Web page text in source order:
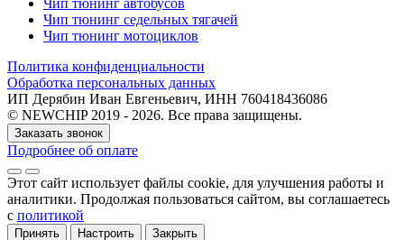
Чип тюнинг автобусов
Чип тюнинг седельных тягачей
Чип тюнинг мотоциклов
Политика конфиденциальности
Обработка персональных данных
ИП Дерябин Иван Евгеньевич, ИНН 760418436086
© NEWCHIP 2019 - 2026. Все права защищены.
Заказать звонок
Подробнее об оплате
Этот сайт использует файлы cookie, для улучшения работы и
аналитики. Продолжая пользоваться сайтом, вы соглашаетесь
с политикой
Принять Настроить Закрыть